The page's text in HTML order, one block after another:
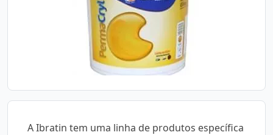
A Ibratin tem uma linha de produtos específica